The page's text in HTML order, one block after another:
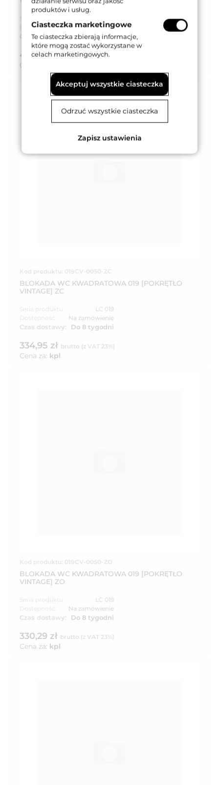
Dostępność:
Na zamówienie
Czas dostawy: Do 8 tygodni
418,68 złbrutto (z VAT 23%)
Cena za:
Kod produktu: 019CV-0050-ZC
BLOKADA WC KWADRATOWA 019 [POKRĘTŁO
VINTAGE] ZC
Seria produktu:
LC 019
Dostępność:
Na zamówienie
Czas dostawy: Do 8 tygodni
334,95 zł brutto (z VAT 23%)
Cena za: kpl
Kod produktu: 019CV-0050-ZO
BLOKADA WC KWADRATOWA 019 [POKRĘTŁO
VINTAGE] ZO
Seria produktu:
LC 019
Dostępność:
Na zamówienie
Czas dostawy: Do 8 tygodni
330,29 zł brutto (z VAT 23%)
Cena za: kpl
produktów i usług.
Ciasteczka marketingowe
Te ciasteczka zbierają informacje,
które mogą zostać wykorzystane w
celach marketingowych.
Akceptuj wszystkie ciasteczka
Odrzuć wszystkie ciasteczka
Zapisz ustawienia